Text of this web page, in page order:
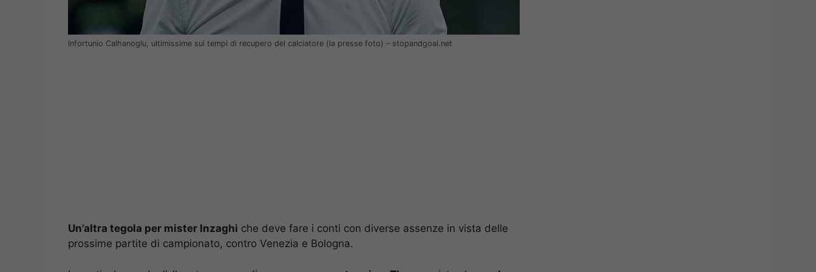
Infortunio Calhanoglu, ultimissime sui tempi di recupero del calciatore (la presse foto) – stopandgoal.net
Un’altra tegola per mister Inzaghi che deve fare i conti con diverse assenze in vista delle
prossime partite di campionato, contro Venezia e Bologna.